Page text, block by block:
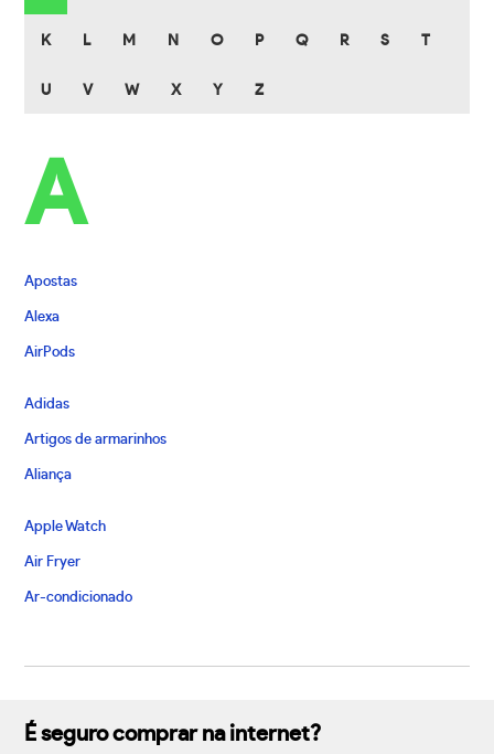
K L M N O P Q R S T
U V W X Y Z
A
Apostas
Alexa
AirPods
Adidas
Artigos de armarinhos
Aliança
Apple Watch
Air Fryer
Ar-condicionado
É seguro comprar na internet?